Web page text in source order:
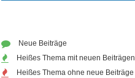
Neue Beiträge
Heißes Thema mit neuen Beiträgen
Heißes Thema ohne neue Beiträge